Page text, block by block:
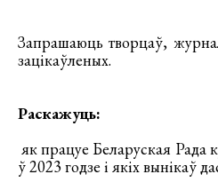
Запрашаюць творцаў,
зацікаўленых.
Раскажуць:
як працуе Беларуская Рада
ў 2023 годзе і якіх вынікаў